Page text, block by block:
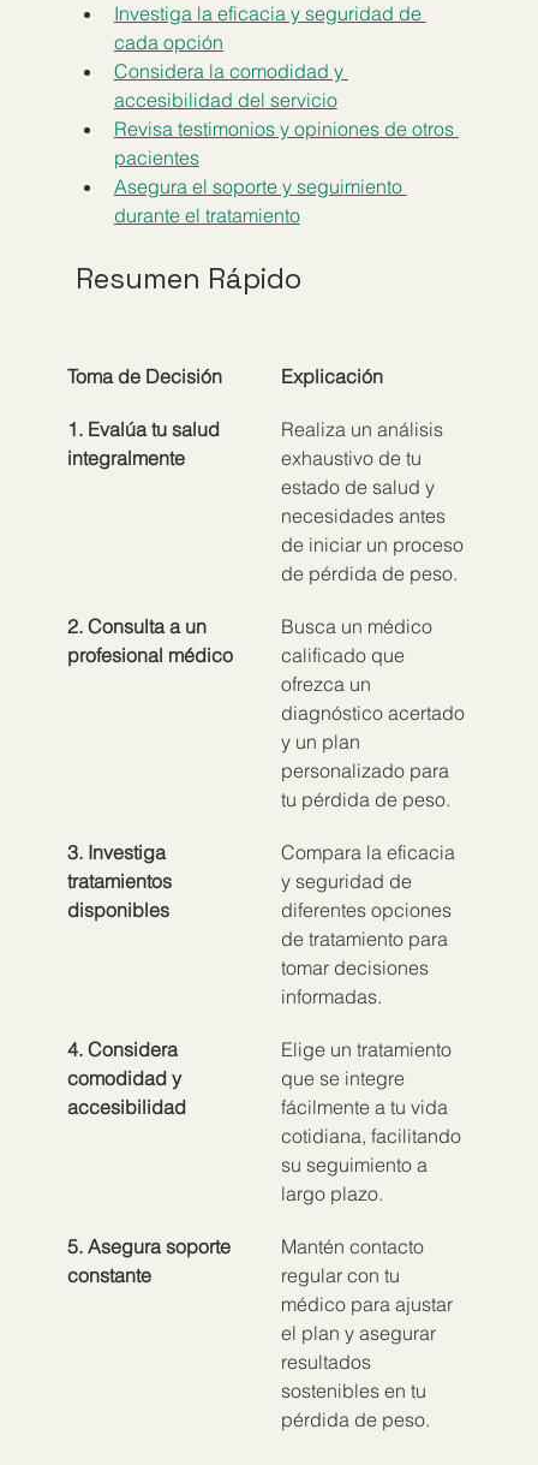
Investiga la eficacia y seguridad de
cada opción
Considera la comodidad y
accesibilidad del servicio
Revisa testimonios y opiniones de otros
pacientes
Asegura el soporte y seguimiento
durante el tratamiento
Resumen Rápido
Toma de Decisión Explicación
1. Evalúa tu salud
integralmente
Realiza un análisis
exhaustivo de tu
estado de salud y
necesidades antes
de iniciar un proceso
de pérdida de peso.
2. Consulta a un
profesional médico
Busca un médico
calificado que
ofrezca un
diagnóstico acertado
y un plan
personalizado para
tu pérdida de peso.
3. Investiga
tratamientos
disponibles
Compara la eficacia
y seguridad de
diferentes opciones
de tratamiento para
tomar decisiones
informadas.
4. Considera
comodidad y
accesibilidad
Elige un tratamiento
que se integre
fácilmente a tu vida
cotidiana, facilitando
su seguimiento a
largo plazo.
5. Asegura soporte
constante
Mantén contacto
regular con tu
médico para ajustar
el plan y asegurar
resultados
sostenibles en tu
pérdida de peso.